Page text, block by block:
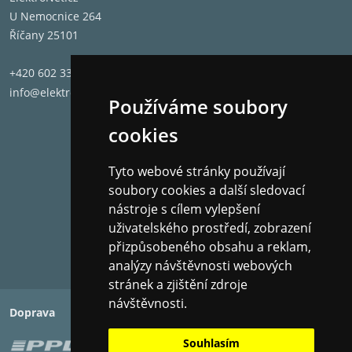
Používáme soubory
cookies
Tyto webové stránky používají
soubory cookies a další sledovací
nástroje s cílem vylepšení
uživatelského prostředí, zobrazení
přizpůsobeného obsahu a reklam,
analýzy návštěvnosti webových
stránek a zjištění zdroje
návštěvnosti.
Souhlasím
Objevte dechberoucí barvy QLED!
reprodukci tisíců testovaných barev. Užijte si věrné
odstíny, široké spektrum barev a obraz blízko
Odemkněte potenciál každého HDR formátu
Dolby Vision IQ, HDR 10+ Adaptive, HDR 10, HLG, což
vede k dokonalým detailům, obohaceným barvám a
hlubokému kontrastu.
U Nemocnice 264
Říčany 25101
+420 602 331 662
info@elektronet.cz
Doprava Platba